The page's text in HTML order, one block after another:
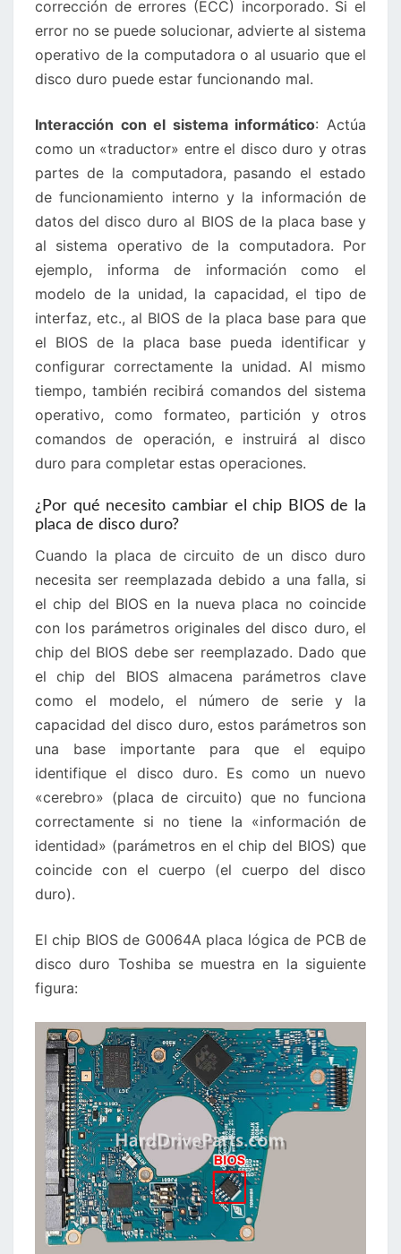
corrección de errores (ECC) incorporado. Si el
error no se puede solucionar, advierte al sistema
operativo de la computadora o al usuario que el
disco duro puede estar funcionando mal.
Interacción con el sistema informático: Actúa
como un «traductor» entre el disco duro y otras
partes de la computadora, pasando el estado
de funcionamiento interno y la información de
datos del disco duro al BIOS de la placa base y
al sistema operativo de la computadora. Por
ejemplo, informa de información como el
modelo de la unidad, la capacidad, el tipo de
interfaz, etc., al BIOS de la placa base para que
el BIOS de la placa base pueda identificar y
configurar correctamente la unidad. Al mismo
tiempo, también recibirá comandos del sistema
operativo, como formateo, partición y otros
comandos de operación, e instruirá al disco
duro para completar estas operaciones.
¿Por qué necesito cambiar el chip BIOS de la
placa de disco duro?
Cuando la placa de circuito de un disco duro
necesita ser reemplazada debido a una falla, si
el chip del BIOS en la nueva placa no coincide
con los parámetros originales del disco duro, el
chip del BIOS debe ser reemplazado. Dado que
el chip del BIOS almacena parámetros clave
como el modelo, el número de serie y la
capacidad del disco duro, estos parámetros son
una base importante para que el equipo
identifique el disco duro. Es como un nuevo
«cerebro» (placa de circuito) que no funciona
correctamente si no tiene la «información de
identidad» (parámetros en el chip del BIOS) que
coincide con el cuerpo (el cuerpo del disco
duro).
El chip BIOS de G0064A placa lógica de PCB de
disco duro Toshiba se muestra en la siguiente
figura: